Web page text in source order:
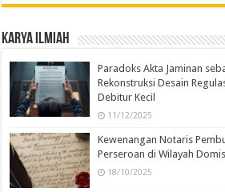
Karya Ilmiah
Paradoks Akta Jaminan
Rekonstruksi Desain
Debitur Kecil
11/12/2025
Kewenangan Notaris
Perseroan di Wilayah
18/10/2025